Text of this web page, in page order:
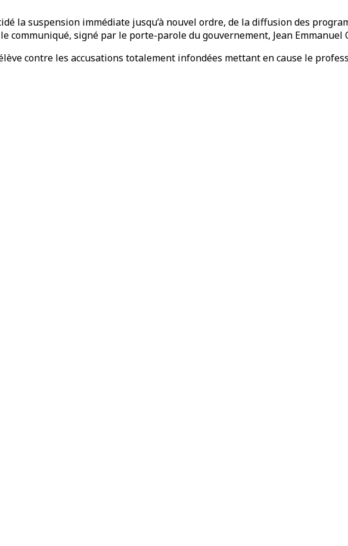
la suspension immédiate jusqu’à nouvel ordre, de la diffusion des
signé par le porte-parole du gouvernement, Jean Emmanuel
contre les accusations totalement infondées mettant en cause le